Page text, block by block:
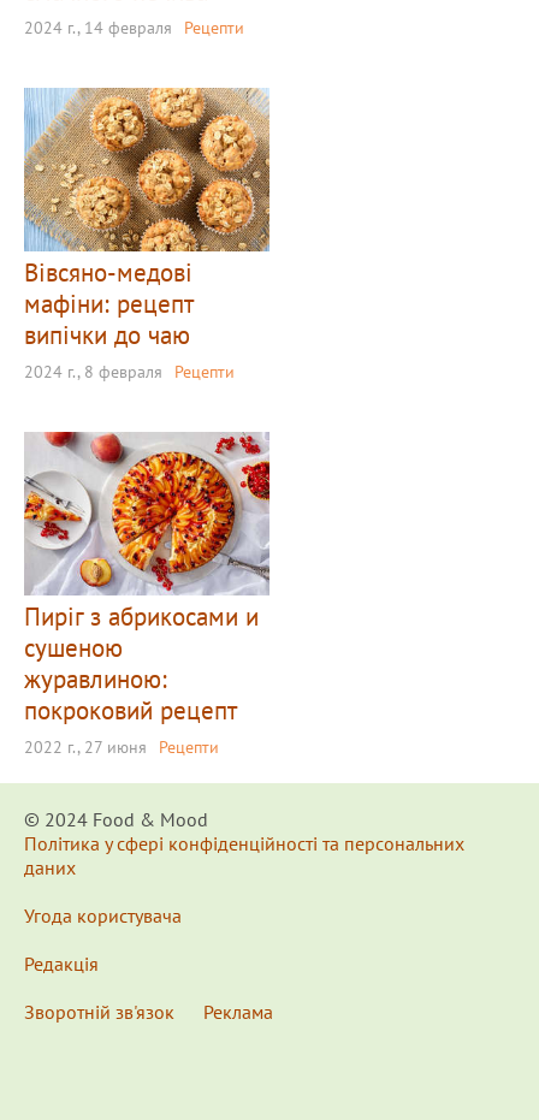
2024 г., 14 февраля Рецепти
Вівсяно-медові
мафіни: рецепт
випічки до чаю
2024 г., 8 февраля Рецепти
Пиріг з абрикосами и
сушеною
журавлиною:
покроковий рецепт
2022 г., 27 июня Рецепти
© 2024 Food & Мood
Політика у сфері конфіденційності та персональних
даних
Угода користувача
Редакція
Зворотній зв'язок
Реклама